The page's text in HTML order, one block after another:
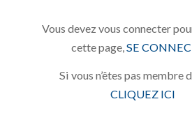
Vous devez vous connecter
cette page, SE
Si vous n’êtes pas membre
CLIQUEZ ICI